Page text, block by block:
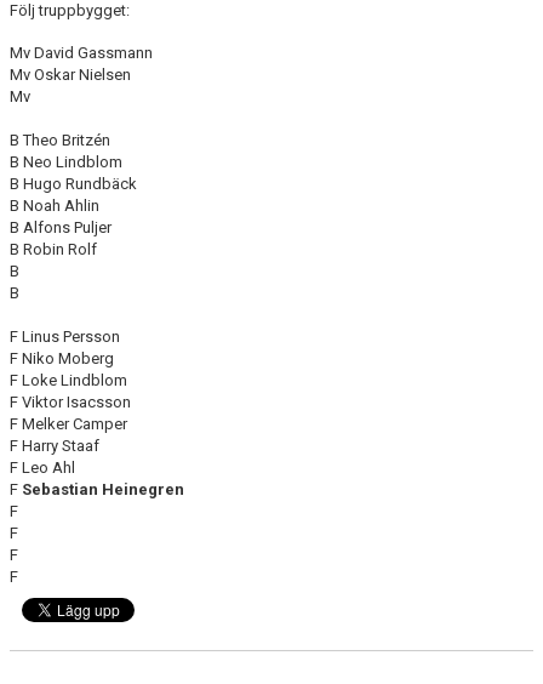
Följ truppbygget:
Mv David Gassmann
Mv Oskar Nielsen
Mv
B Theo Britzén
B Neo Lindblom
B Hugo Rundbäck
B Noah Ahlin
B Alfons Puljer
B Robin Rolf
B
B
F Linus Persson
F Niko Moberg
F Loke Lindblom
F Viktor Isacsson
F Melker Camper
F Harry Staaf
F Leo Ahl
F Sebastian Heinegren
F
F
F
F